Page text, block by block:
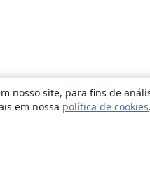
nosso site, para fins de
em nossa política de cookies.